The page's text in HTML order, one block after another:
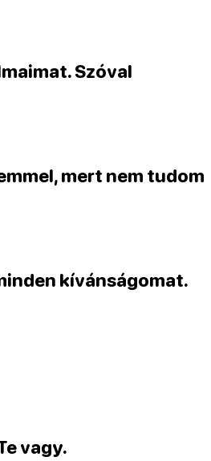
Szóval
mert nem tudom
kívánságomat.
vagy.